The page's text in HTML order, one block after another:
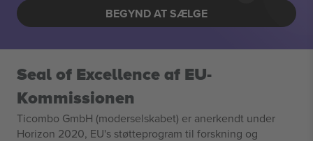
BEGYND AT SÆLGE
Seal of Excellence af EU-
Kommissionen
Ticombo GmbH (moderselskabet) er anerkendt under
Horizon 2020, EU's støtteprogram til forskning og